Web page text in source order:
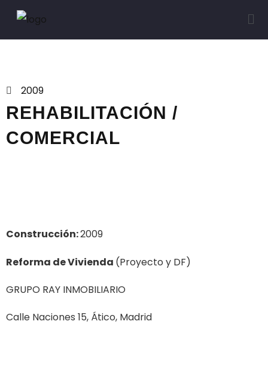
2009
REHABILITACIÓN /
COMERCIAL
Construcción:2009
Reforma de Vivienda (Proyecto y DF)
GRUPO RAY INMOBILIARIO
Calle Naciones 15, Ático, Madrid